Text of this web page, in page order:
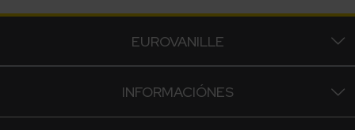
EUROVANILLE
INFORMACIÓNES